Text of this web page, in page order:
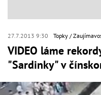
27.7.2013 9:30 Topky
VIDEO láme
"Sardinky" v